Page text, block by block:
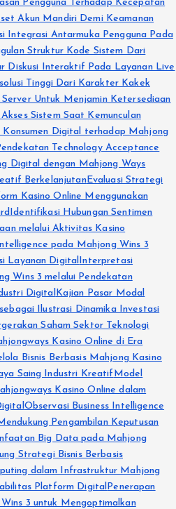
Pengguna Terhadap Kecepatan
Akun Mandiri Demi Keamanan
Integrasi Antarmuka Pengguna Pada
Struktur Kode Sistem Dari
Diskusi Interaktif Pada Layanan Live
Tinggi Dari Karakter Kakek
Untuk Menjamin Ketersediaan
Sistem Saat Kemunculan
Konsumen Digital terhadap Mahjong
Technology Acceptance
Digital dengan Mahjong Ways
BerkelanjutanEvaluasi Strategi
Kasino Online Menggunakan
Identifikasi Hubungan Sentimen
melalui Aktivitas Kasino
pada Mahjong Wins 3
Layanan Digital Interpretasi
Wins 3 melalui Pendekatan
Digital Kajian Pasar Modal
Ilustrasi Dinamika Investasi
Saham Sektor Teknologi
Kasino Online di Era
Bisnis Berbasis Mahjong Kasino
Saing Industri Kreatif Model
Kasino Online dalam
Observasi Business Intelligence
Pengambilan Keputusan
Big Data pada Mahjong
Strategi Bisnis Berbasis
dalam Infrastruktur Mahjong
Platform Digital Penerapan
3 untuk Mengoptimalkan